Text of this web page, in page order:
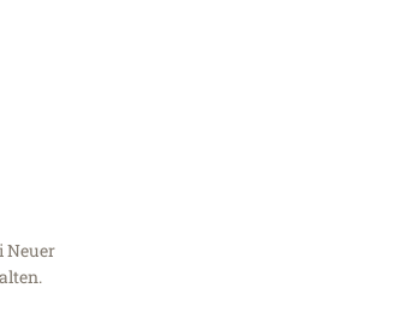
Neuer